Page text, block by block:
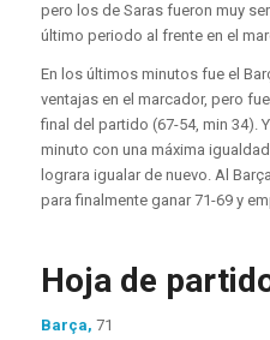
pero los de Saras fueron muy
último periodo al frente en el
En los últimos minutos fue el
ventajas en el marcador, pero
final del partido (67-54, min 34).
minuto con una máxima
lograra igualar de nuevo. Al
para finalmente ganar 71-69 y
Hoja de
Barça, 71